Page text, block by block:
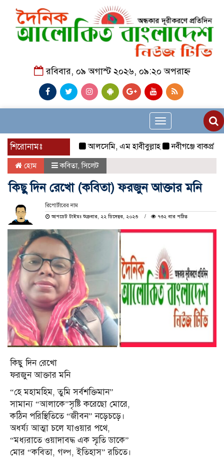
রবিবার, ০৯ অগাস্ট ২০২৬, ০৯:২০ অপরাহ্ন
Toggle
navigation
শিরোনামঃ আলসেমি, এম হাবীবুল্লাহ নবীগঞ্জে
হোম কবিতা,সিলেট
কিছু দিন রেখো (কবিতা) ফরজুন আক্তার মনি
রিপোর্টারের নাম
আপডেট টাইমঃ শুক্রবার, ২২ ডিসেম্বর, ২০২৩
৭৩২ বার পঠিত
কিছু দিন রেখো
ফরজুন আক্তার মনি
“হে মহামহিম, তুমি সর্বশক্তিমান”
সামান্য “আলাকে”সৃষ্টি করেছো মোরে,
কঠিন পরিস্থিতিতে “জীবন” নড়েচড়ে।
অধর্য্য আত্মা চলে যাওয়ার পথে,
“মধ্যরাতে ওয়াদাবদ্ধ এক স্মৃতি ডাকে”
মোর “কবিতা, গল্প, ইতিহাস” রচিতে।